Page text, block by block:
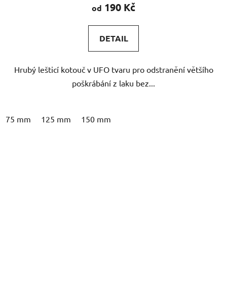
od 190 Kč
DETAIL
Hrubý lešticí kotouč v UFO tvaru pro odstranění většího
poškrábání z laku bez...
75 mm 125 mm 150 mm